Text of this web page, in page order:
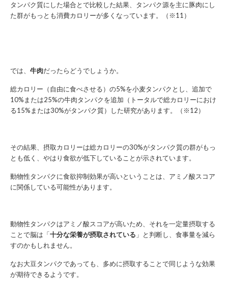
タンパク質にした場合とで比較した結果、タンパク源を主に豚肉にし
た群がもっとも消費カロリーが多くなっています。（※11）
では、 牛肉だったらどうでしょうか。
総カロリー（自由に食べさせる）の5%を小麦タンパクとし、追加で
10%または25%の牛肉タンパクを追加（トータルで総カロリーにおけ
る15%または30%がタンパク質）した研究があります。（※12）
その結果、摂取カロリーは総カロリーの30%がタンパク質の群がもっ
とも低く、やはり食欲が低下していることが示されています。
動物性タンパクに食欲抑制効果が高いということは、アミノ酸スコア
に関係している可能性があります。
動物性タンパクはアミノ酸スコアが高いため、それを一定量摂取する
ことで脳は「十分な栄養が摂取されている 」と判断し、食事量を減ら
すのかもしれません。
なお大豆タンパクであっても、多めに摂取することで同じような効果
が期待できるようです。